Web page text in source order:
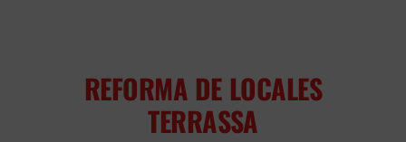
REFORMA DE LOCALES
TERRASSA